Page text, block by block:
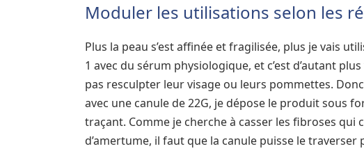
Moduler les utilisations selon les
Plus la peau s’est affinée et fragilisée, plus je vais
1 avec du sérum physiologique, et c’est d’autant
pas resculpter leur visage ou leurs pommettes.
avec une canule de 22G, je dépose le produit sous
traçant. Comme je cherche à casser les fibroses qui
d’amertume, il faut que la canule puisse le